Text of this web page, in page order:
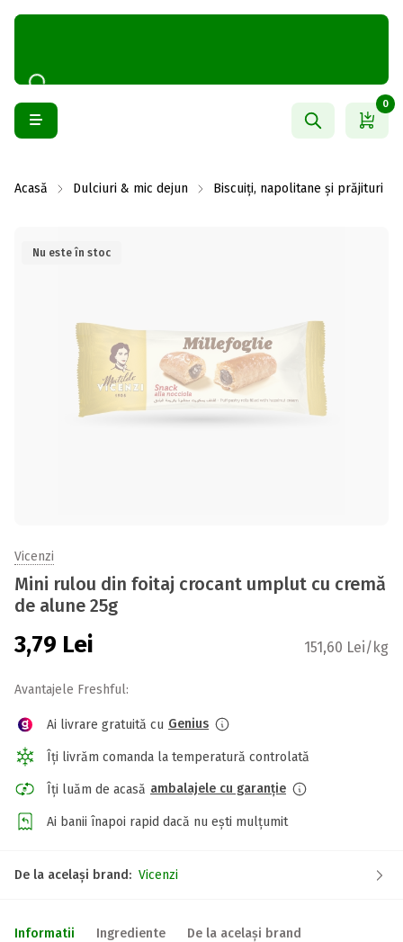
0
Acasă Dulciuri & mic dejun Biscuiți, napolitane și prăjituri
Nu este în stoc
Vicenzi
Mini rulou din foitaj crocant umplut cu cremă
de alune 25g
3,79 Lei 151,60 Lei/kg
Avantajele Freshful:
Ai livrare gratuită cu Genius
Îți livrăm comanda la temperatură controlată
Îți luăm de acasă ambalajele cu garanție
Ai banii înapoi rapid dacă nu ești mulțumit
De la același brand: Vicenzi
Informatii Ingrediente De la același brand